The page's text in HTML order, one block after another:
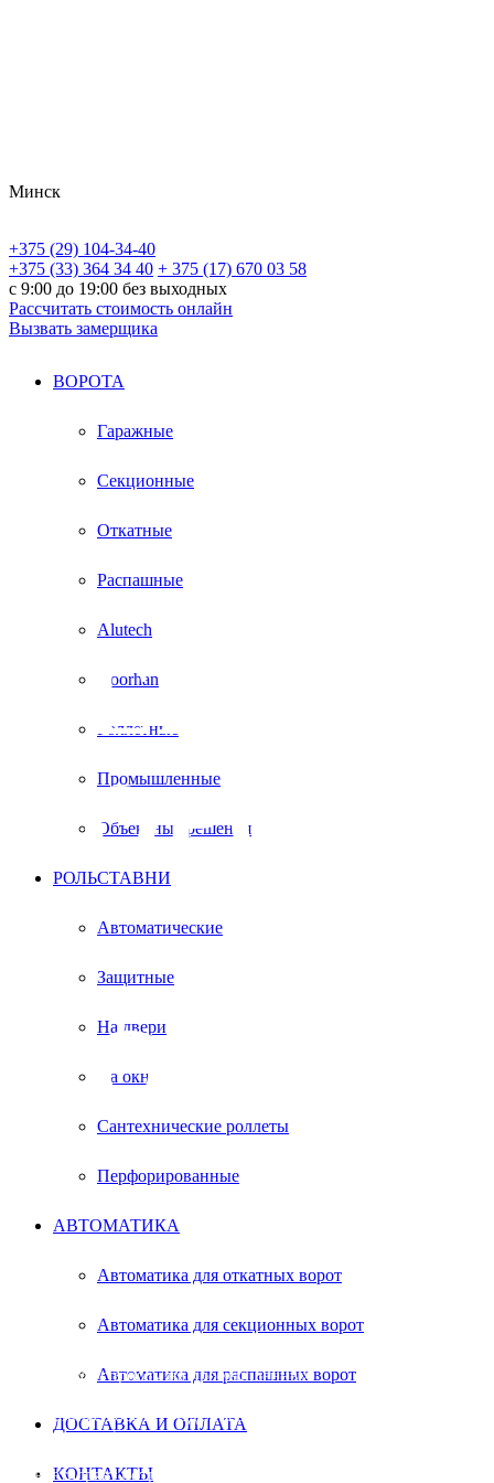
Минск
+375 (29) 104-34-40
+375 (33) 364 34 40 + 375 (17) 670 03 58
с 9:00 до 19:00 без выходных
Рассчитать стоимость онлайн
Вызвать замерщика
ВОРОТА
Гаражные
Секционные
Откатные
Распашные
Alutech
Doorhan
Роллетные
Промышленные
Объектные решения
РОЛЬСТАВНИ
Автоматические
Защитные
На двери
На окна
Сантехнические роллеты
Перфорированные
АВТОМАТИКА
Автоматика для откатных ворот
Автоматика для секционных ворот
Автоматика для распашных ворот
ДОСТАВКА И ОПЛАТА
КОНТАКТЫ
ВОРОТА
В
Секционные ворота нашли широкое
пользуются спросом на промышленных
секционные ворота? Изделия отличаются
повышенной безопасностью при эксплуатации,
удовлетворяет потребности клиента. Заказывая